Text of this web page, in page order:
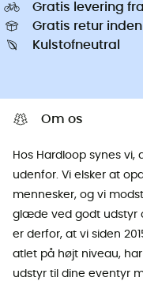
Gratis levering
Gratis retur
Kulstofneutral
Om os
Hos Hardloop synes
udenfor. Vi elsker at
mennesker, og vi
glæde ved godt udstyr
er derfor, at vi siden
atlet på højt niveau,
udstyr til dine eventyr